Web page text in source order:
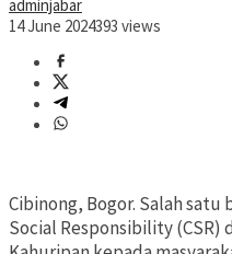
adminjabar
14 June 2024393 views
Cibinong, Bogor. Salah
Social Responsibility (CSR)